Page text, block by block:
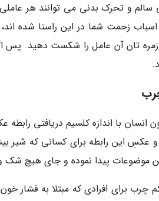
سالم و تحرک بدنی می توانند هر
زحمت شما در این راستا شده
تان آن عامل را شکست دهید. پس
انسان با اندازه کلسیم دریافتی
و عکسِ این رابطه برای کسانی که شیر
موضوعات پیدا نموده و جای هیچ شک
چرب برای افرادی که مبتلا به فشار